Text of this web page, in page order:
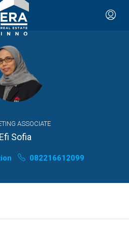
ASSOCIATE
Efi Sofia
082216612099